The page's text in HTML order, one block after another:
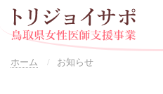
ホーム お知らせ